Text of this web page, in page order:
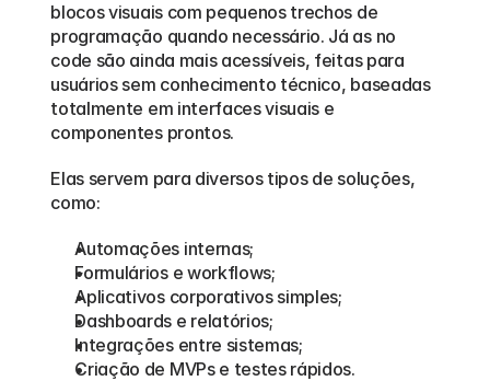
blocos visuais com pequenos trechos de
programação quando necessário. Já as no
code são ainda mais acessíveis, feitas para
usuários sem conhecimento técnico, baseadas
totalmente em interfaces visuais e
componentes prontos.
Elas servem para diversos tipos de soluções,
como:
Automações internas;
Formulários e workflows;
Aplicativos corporativos simples;
Dashboards e relatórios;
Integrações entre sistemas;
Criação de MVPs e testes rápidos.